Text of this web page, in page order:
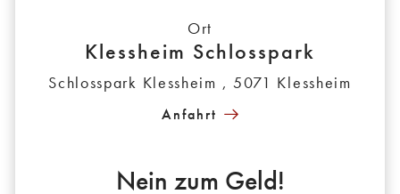
Ort
Klessheim Schlosspark
Schlosspark Klessheim , 5071 Klessheim
Anfahrt
Nein zum Geld!